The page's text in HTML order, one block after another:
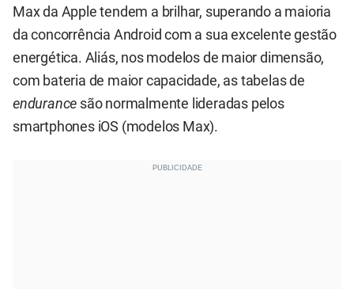
Max da Apple tendem a brilhar, superando a maioria
da concorrência Android com a sua excelente gestão
energética. Aliás, nos modelos de maior dimensão,
com bateria de maior capacidade, as tabelas de
endurance são normalmente lideradas pelos
smartphones iOS (modelos Max).